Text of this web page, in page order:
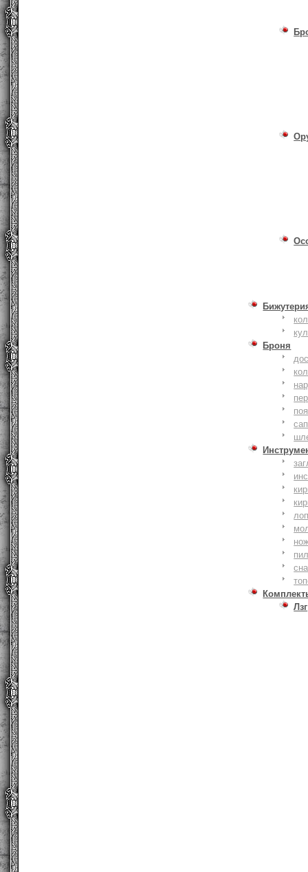
Броня
Лзг